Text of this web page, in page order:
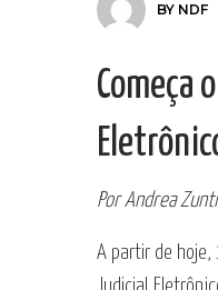
BY NDF
Começa
Por Andrea
A partir de hoje,